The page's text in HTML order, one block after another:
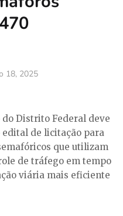
18, 2025
Distrito Federal deve
edital de licitação para
que utilizam
de tráfego em tempo
viária mais eficiente